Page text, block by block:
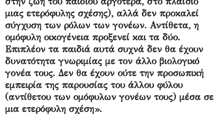
μιας ετερόφυλης σχέσης), αλλά δεν προκαλεί
σύγχυση των ρόλων των γονέων. Αντίθετα, η
ομόφυλη οικογένεια προξενεί και τα δύο.
Επιπλέον τα παιδιά αυτά συχνά δεν θα έχουν
δυνατότητα γνωριμίας με τον άλλο βιολογικό
γονέα τους. Δεν θα έχουν ούτε την προσωπική
εμπειρία της παρουσίας του άλλου φύλου
(αντίθετου των ομόφυλων γονέων τους) μέσα σε
μια ετερόφυλη σχέση».